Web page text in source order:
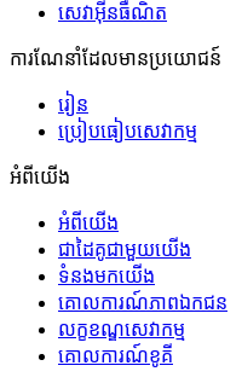
សេវាអ៊ីនធឺណិត
ការណែនាំដែលមានប្រយោជន៍
រៀន
ប្រៀបធៀបសេវាកម្ម
អំពីយើង
អំពីយើង
ជាដៃគូជាមួយយើង
ទំនងមកយើង
គោលការណ៍ភាពឯកជន
លក្ខខណ្ឌសេវាកម្ម
គោលការណ៍ខូគី